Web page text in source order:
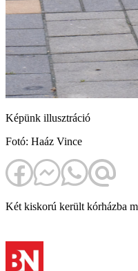
Képünk illusztráció
Fotó: Haáz Vince
Két kiskorú került kórházba